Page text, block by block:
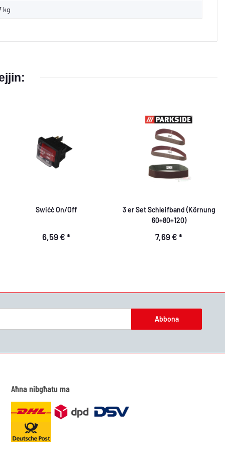
kg
Swiċċ On/Off
6,59 € *
3 er Set Schleifband (Körnung
60+80+120)
7,69 € *
Abbona
Aħna nibgħatu ma